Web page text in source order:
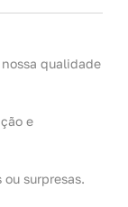
qualidade
e
surpresas.